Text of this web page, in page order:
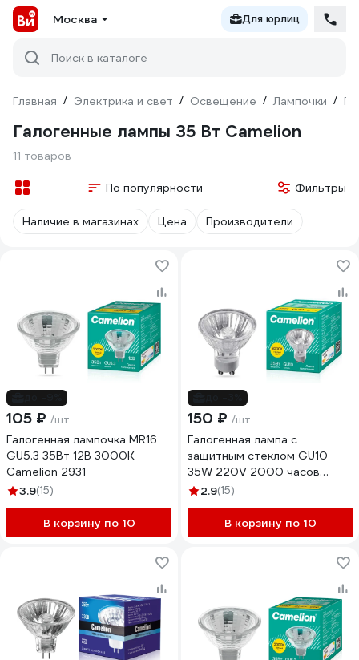
Москва Для юрлиц
Поиск в каталоге
Главная / Электрика и свет / Освещение / Лампочки /
Галогенные лампы 35 Вт Camelion
11 товаров
По популярности Фильтры
Наличие в магазинах Цена Производители
105 ₽ /шт
Галогенная лампочка MR16
GU5.3 35Вт 12В 3000К
Camelion 2931
3.9(15)
В корзину по 10
150 ₽ /шт
Галогенная лампа с
защитным стеклом GU10
35W 220V 2000 часов
Camelion 5561
2.9(15)
В корзину по 10